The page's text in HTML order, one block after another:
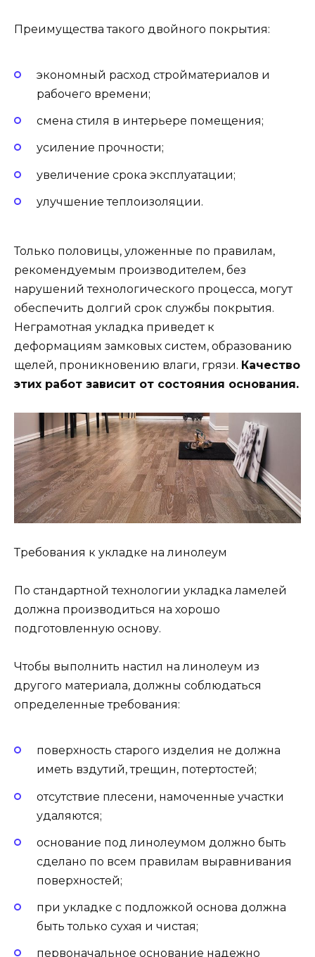
Преимущества такого двойного покрытия:
экономный расход стройматериалов и
рабочего времени;
смена стиля в интерьере помещения;
усиление прочности;
увеличение срока эксплуатации;
улучшение теплоизоляции.
Только половицы, уложенные по правилам,
рекомендуемым производителем, без
нарушений технологического процесса, могут
обеспечить долгий срок службы покрытия.
Неграмотная укладка приведет к
деформациям замковых систем, образованию
щелей, проникновению влаги, грязи. Качество
этих работ зависит от состояния основания.
Требования к укладке на линолеум
По стандартной технологии укладка ламелей
должна производиться на хорошо
подготовленную основу.
Чтобы выполнить настил на линолеум из
другого материала, должны соблюдаться
определенные требования:
поверхность старого изделия не должна
иметь вздутий, трещин, потертостей;
отсутствие плесени, намоченные участки
удаляются;
основание под линолеумом должно быть
сделано по всем правилам выравнивания
поверхностей;
при укладке с подложкой основа должна
быть только сухая и чистая;
первоначальное основание надежно